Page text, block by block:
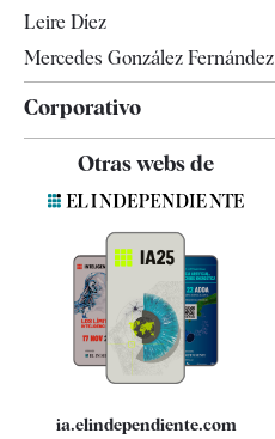
Leire Díez
Mercedes González Fernández
Corporativo
Contacto
Quiénes somos
Especificaciones
Otras webs de
ia.elindependiente.com